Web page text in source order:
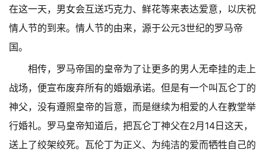
在这一天，男女会互送巧克力、鲜花等来表达爱意，以庆祝
情人节的到来。情人节的由来，源于公元3世纪的罗马帝
国。
相传，罗马帝国的皇帝为了让更多的男人无牵挂的走上
战场，便宣布废弃所有的婚姻承诺。但是有一个叫瓦仑丁的
神父，没有遵照皇帝的旨意，而是继续为相爱的人在教堂举
行婚礼。罗马皇帝知道后，把瓦仑丁神父在2月14日这天，
送上了绞架绞死。瓦伦丁为正义、为纯洁的爱而牺牲自己的